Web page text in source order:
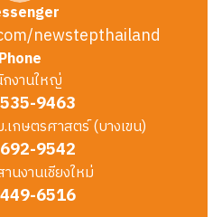
newstepthailand
Phone
งานใหญ่
9463
กษตรศาสตร์ (บางเขน)
9542
นงานเชียงใหม่
6516